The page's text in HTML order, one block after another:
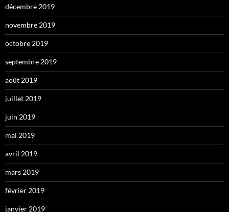
décembre 2019
novembre 2019
octobre 2019
septembre 2019
août 2019
juillet 2019
juin 2019
mai 2019
avril 2019
mars 2019
février 2019
janvier 2019